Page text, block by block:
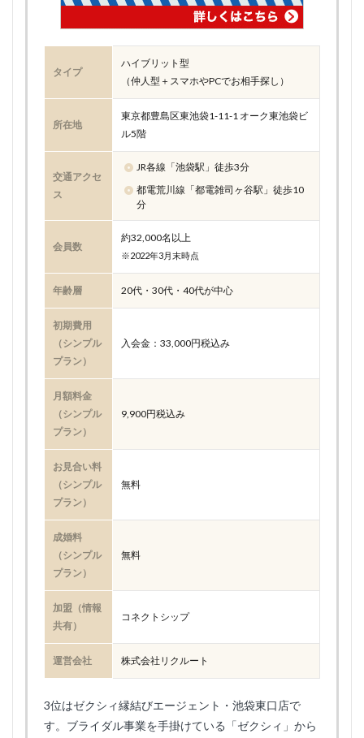
タイプ
ハイブリット型
（仲人型＋スマホやPCでお相手探し）
所在地
東京都豊島区東池袋1-11-1 オーク東池袋ビ
ル5階
交通アクセ
ス
JR各線「池袋駅」徒歩3分
都電荒川線「都電雑司ヶ谷駅」徒歩10
分
会員数
約32,000名以上
※2022年3月末時点
年齢層 20代・30代・40代が中心
初期費用
（シンプル
プラン）
入会金：33,000円税込み
月額料金
（シンプル
プラン）
9,900円税込み
お見合い料
（シンプル
プラン）
無料
成婚料
（シンプル
プラン）
無料
加盟（情報
共有）
コネクトシップ
運営会社 株式会社リクルート
3位はゼクシィ縁結びエージェント・池袋東口店で
す。ブライダル事業を手掛けている「ゼクシィ」から